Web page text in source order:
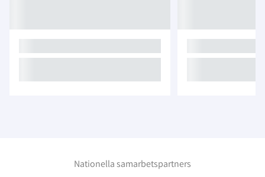
Nationella samarbetspartners